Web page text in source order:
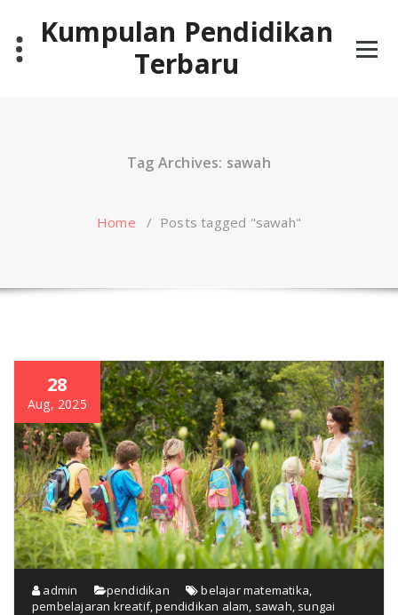
contentKumpulan Pendidikan
Terbaru
Tag Archives: sawah
Home / Posts tagged "sawah"
28
Aug, 2025
admin pendidikan belajar matematika
pembelajaran kreatif,pendidikan alam sawah sungai